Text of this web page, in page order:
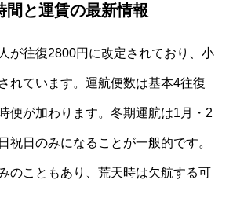
間と運賃の最新情報
が往復2800円に改定されており、小
れています。運航便数は基本4往復
便が加わります。冬期運航は1月・2
祝日のみになることが一般的です。
のこともあり、荒天時は欠航する可